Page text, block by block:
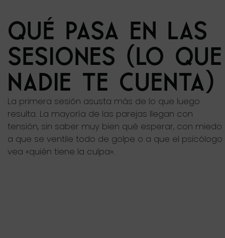
QUÉ PASA EN LAS
SESIONES (LO QUE
NADIE TE CUENTA)
La primera sesión asusta más de lo que luego
resulta. La mayoría de las parejas llegan con
tensión, sin saber muy bien qué esperar, con miedo
a que se ventile todo de golpe o a que el psicólogo
vea «quién tiene la culpa».